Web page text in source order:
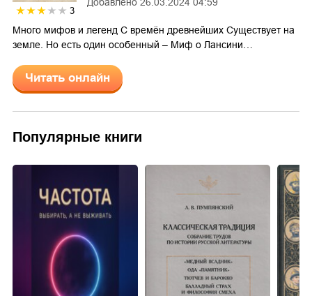
3
Много мифов и легенд С времён древнейших Существует на
земле. Но есть один особенный – Миф о Лансини…
Читать онлайн
Популярные книги